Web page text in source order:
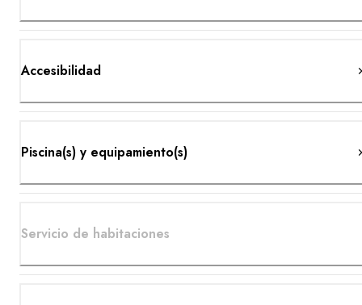
Accesibilidad
Piscina(s) y equipamiento(s)
Servicio de habitaciones